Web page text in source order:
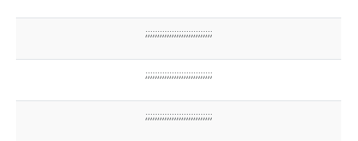
;;;;;;;;;;;;;;;;;;;;;;;;;;;;
;;;;;;;;;;;;;;;;;;;;;;;;;;;;
;;;;;;;;;;;;;;;;;;;;;;;;;;;;